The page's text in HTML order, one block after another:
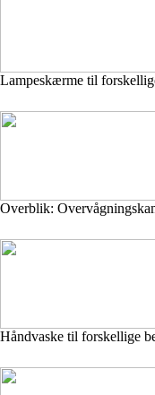
Lampeskærme til
Overblik:
Håndvaske til forskellige